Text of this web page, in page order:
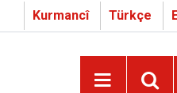
Kurmancî Türkçe